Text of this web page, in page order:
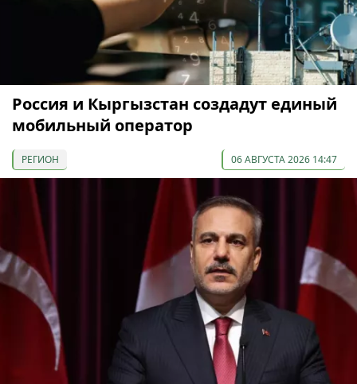
Россия и Кыргызстан создадут единый
мобильный оператор
РЕГИОН 06 АВГУСТА 2026 14:47